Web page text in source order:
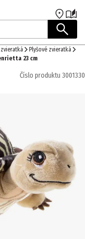
hlavný obsah
zvieratká
Plyšové zvieratká
23 cm
Číslo produktu 3001330